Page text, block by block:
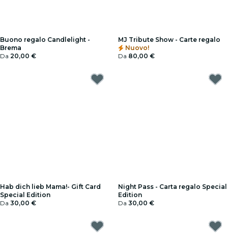
Buono regalo Candlelight -
Brema
Da 20,00 €
MJ Tribute Show - Carte regalo
Nuovo!
Da 80,00 €
Hab dich lieb Mama!- Gift Card
Special Edition
Da 30,00 €
Night Pass - Carta regalo Special
Edition
Da 30,00 €